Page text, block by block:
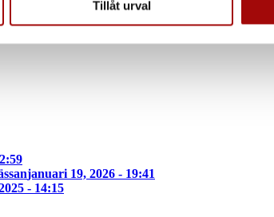
som vi samarbetar med. Dessa
eller som de har samlat in när du har
Tillåt urval
januari 19, 2026 - 19:41
- 14:15